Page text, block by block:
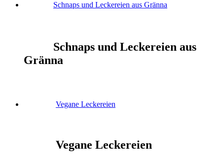
Schnaps und Leckereien aus Gränna
Schnaps und Leckereien aus
Gränna
Vegane Leckereien
Vegane Leckereien